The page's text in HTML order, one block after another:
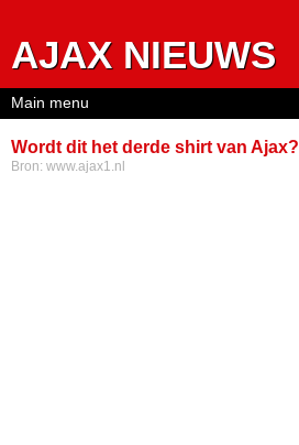
AJAX NIEUWS
Wordt dit het derde shirt van Ajax?
Bron: www.ajax1.nl
Main menu